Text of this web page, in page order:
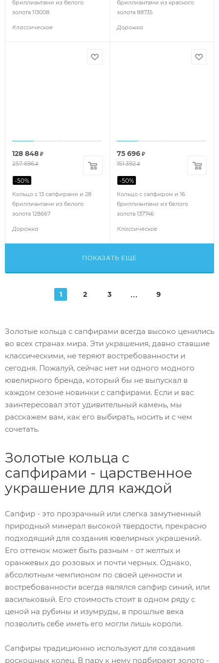
бриллиантами из белого
золота 113008
Классическое
бриллиантами из красного
золота 88735
Дорожка
Кольцо с 13 сапфирами и 28
бриллиантами из белого
золота 128667
Дорожка
128 848 ₽
257 696₽
-50%
Кольцо с сапфиром и 16
бриллиантами из белого
золота 137746
Классическое
75 696₽
151 392₽
-50%
ПОКАЗАТЬ ЕЩЕ
1 2 3 9
Золотые кольца с сапфирами всегда высоко ценились
во всех странах мира. Эти украшения, давно ставшие
классическими, не теряют востребованности и
сегодня. Пожалуй, сейчас нет ни одного модного
ювелирного бренда, который бы не выпускал в
каждом сезоне новинки с сапфирами. Если и вас
заинтересовал этот удивительный камень, мы
расскажем вам, как его выбирать, носить и с чем
сочетать.
Золотые кольца с
сапфирами - царственное
украшение для каждой
Сапфир - это прозрачный или слегка замутненный
природный минерал высокой твердости, прекрасно
подходящий для создания ювелирных украшений.
Его оттенок может быть разным - от желтых и
оранжевых до розовых и почти черных. Однако,
абсолютным чемпионом по своей ценности и
востребованности всегда являлся сапфир синий, или
васильковый. Его стоимость стоит в одном ряду с
ценой на рубины и изумруды, в прошлые века
позволить себе иметь его могли лишь короли.
Сапфиры традиционно используют для создания
роскошных колец. В пару к нему подбирают золото -